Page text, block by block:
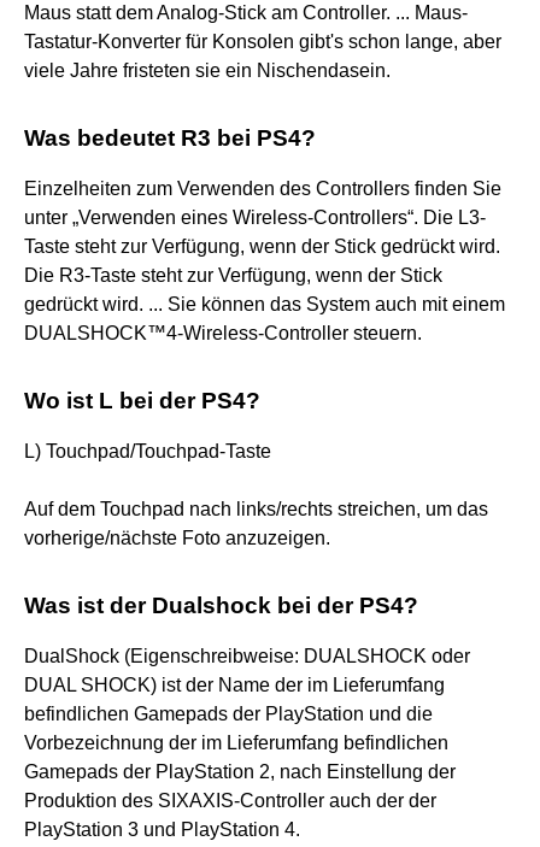
Maus statt dem Analog-Stick am Controller. ... Maus-
Tastatur-Konverter für Konsolen gibt's schon lange, aber
viele Jahre fristeten sie ein Nischendasein.
Was bedeutet R3 bei PS4?
Einzelheiten zum Verwenden des Controllers finden Sie
unter „Verwenden eines Wireless-Controllers“. Die L3-
Taste steht zur Verfügung, wenn der Stick gedrückt wird.
Die R3-Taste steht zur Verfügung, wenn der Stick
gedrückt wird. ... Sie können das System auch mit einem
DUALSHOCK™4-Wireless-Controller steuern.
Wo ist L bei der PS4?
L) Touchpad/Touchpad-Taste
Auf dem Touchpad nach links/rechts streichen, um das
vorherige/nächste Foto anzuzeigen.
Was ist der Dualshock bei der PS4?
DualShock (Eigenschreibweise: DUALSHOCK oder
DUAL SHOCK) ist der Name der im Lieferumfang
befindlichen Gamepads der PlayStation und die
Vorbezeichnung der im Lieferumfang befindlichen
Gamepads der PlayStation 2, nach Einstellung der
Produktion des SIXAXIS-Controller auch der der
PlayStation 3 und PlayStation 4.